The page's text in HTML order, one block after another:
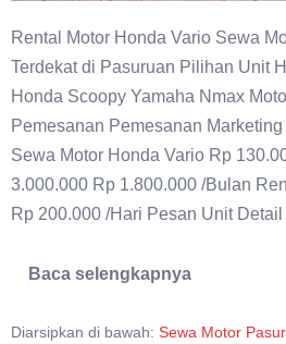
Rental Motor Honda Vario Sewa
Terdekat di Pasuruan Pilihan Unit
Honda Scoopy Yamaha Nmax
Pemesanan Pemesanan
Sewa Motor Honda Vario Rp
3.000.000 Rp 1.800.000 /Bulan
Rp 200.000 /Hari Pesan Unit
Baca selengkapnya
Rental
Vario
Diarsipkan di bawah: Sewa Motor